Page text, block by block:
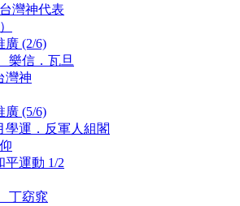
灣神代表
廣 (2/6)
樂信．瓦旦
灣神
廣 (5/6)
學運．反軍人組閣
平運動 1/2
丁窈窕